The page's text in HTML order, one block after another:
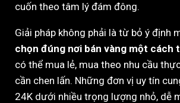
cuốn theo tâm lý đám đông.
Giải pháp không phải là từ bỏ ý định
chọn đúng nơi bán vàng một cách
có thể mua lẻ, mua theo nhu cầu
cần chen lấn. Những đơn vị uy tín
24K dưới nhiều trọng lượng nhỏ, dễ